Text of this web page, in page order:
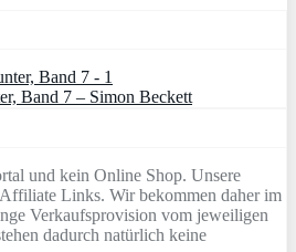
Band 7 – Simon Beckett
und kein Online Shop. Unsere
Links. Wir bekommen daher im
Verkaufsprovision vom jeweiligen
dadurch natürlich keine